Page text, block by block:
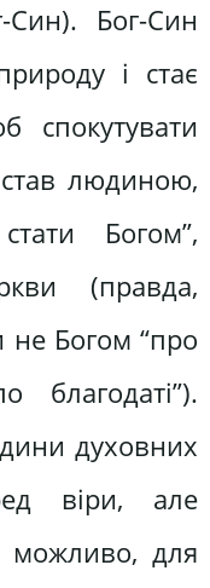
Син). Бог-Син
і стає
спокутувати
людиною,
Богом”,
(правда,
не Богом “про
духовних
віри, але
можливо, для